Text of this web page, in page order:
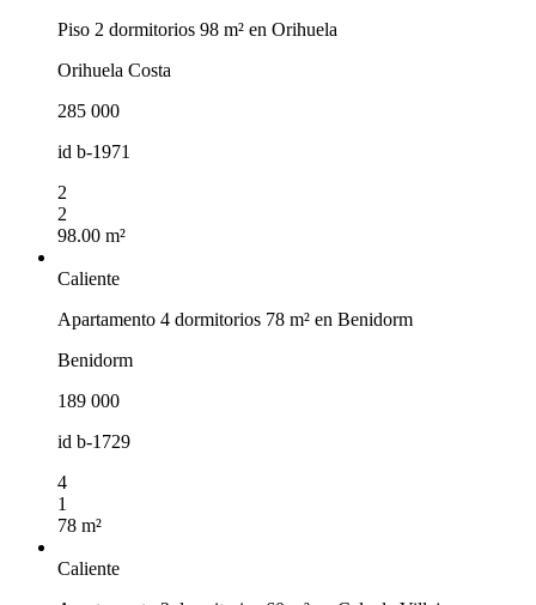
Piso 2 dormitorios 98 m² en Orihuela
Orihuela Costa
285 000
id b-1971
2
2
98.00 m²
Caliente
Apartamento 4 dormitorios 78 m² en Benidorm
Benidorm
189 000
id b-1729
4
1
78 m²
Caliente